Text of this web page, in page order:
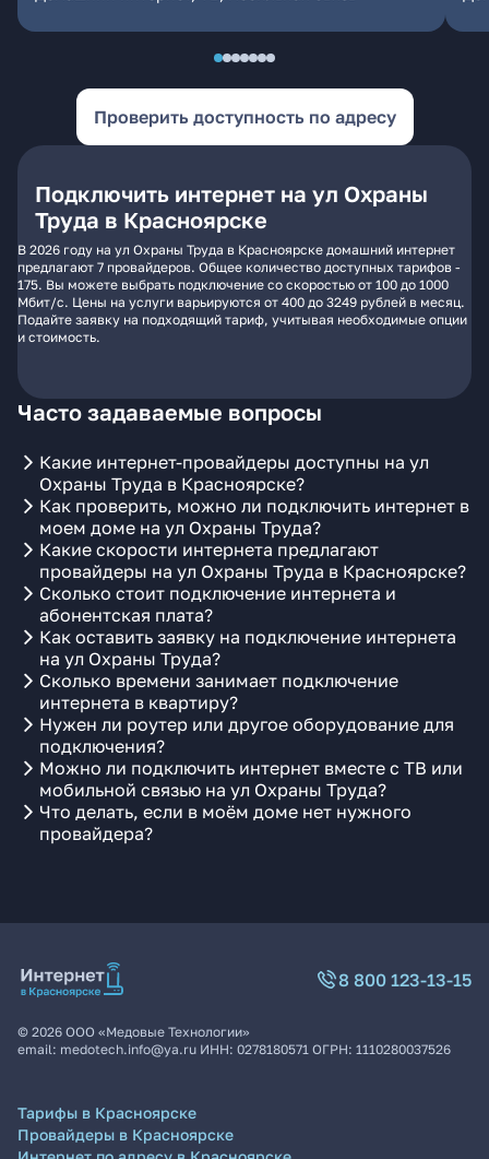
Проверить доступность по адресу
Подключить интернет на ул Охраны
Труда в Красноярске
В 2026 году на ул Охраны Труда в Красноярске домашний интернет
предлагают 7 провайдеров. Общее количество доступных тарифов -
175. Вы можете выбрать подключение со скоростью от 100 до 1000
Мбит/с. Цены на услуги варьируются от 400 до 3249 рублей в месяц.
Подайте заявку на подходящий тариф, учитывая необходимые опции
и стоимость.
Часто задаваемые вопросы
Какие интернет-провайдеры доступны на ул
Охраны Труда в Красноярске?
Как проверить, можно ли подключить интернет в
моем доме на ул Охраны Труда?
Какие скорости интернета предлагают
провайдеры на ул Охраны Труда в Красноярске?
Сколько стоит подключение интернета и
абонентская плата?
Как оставить заявку на подключение интернета
на ул Охраны Труда?
Сколько времени занимает подключение
интернета в квартиру?
Нужен ли роутер или другое оборудование для
подключения?
Можно ли подключить интернет вместе с ТВ или
мобильной связью на ул Охраны Труда?
Что делать, если в моём доме нет нужного
провайдера?
8 800 123-13-15
© 2026 ООО «Медовые Технологии»
email: medotech.info@ya.ru ИНН: 0278180571 ОГРН: 1110280037526
Тарифы в Красноярске
Провайдеры в Красноярске